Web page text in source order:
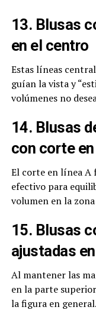
13. Blusas
en el centro
Estas líneas
guían la vista y
volúmenes no
14. Blusas
con corte
El corte en línea A
efectivo para
volumen en la
15. Blusas
ajustadas
Al mantener las
en la parte
la figura en general.